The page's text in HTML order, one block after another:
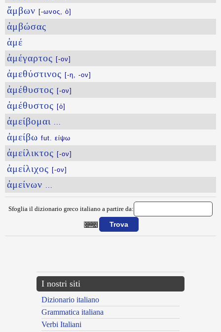
ἄμβων [-ωνος, ὁ]
ἀμβώσας
ἁμέ
ἀμέγαρτος [-ον]
ἀμεθύστινος [-η, -ον]
ἀμέθυστος [-ον]
ἀμέθυστος [ὁ]
ἀμείβομαι ...
ἀμείβω fut. είψω
ἀμείλικτος [-ον]
ἀμείλιχος [-ον]
ἀμείνων ...
Sfoglia il dizionario greco italiano a partire da:
I nostri siti
Dizionario italiano
Grammatica italiana
Verbi Italiani